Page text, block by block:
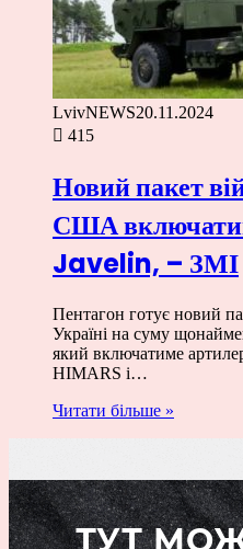
LvivNEWS20.11.2024
415
Новий пакет
США
Javelin, – ЗМІ
Пентагон готує новий
Україні на суму
який включатиме
HIMARS і…
Читати більше »